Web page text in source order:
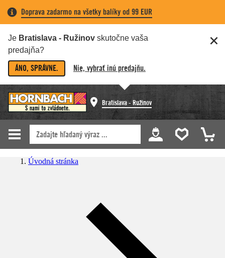
Doprava zadarmo na všetky balíky od 99 EUR
Je Bratislava - Ružinov skutočne vaša
predajňa?
ÁNO, SPRÁVNE. Nie, vybrať inú predajňu.
Bratislava - Ružinov
Úvodná stránka